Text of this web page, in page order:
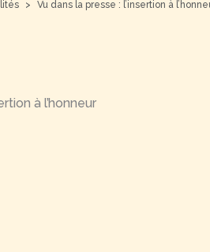
Vu dans la presse : l’insertion à
à l’honneur